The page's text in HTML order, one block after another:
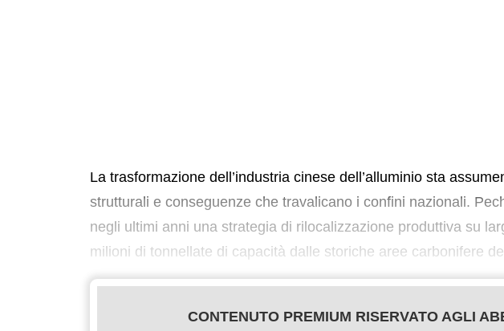
La trasformazione dell’industria cinese dell’alluminio sta
strutturali e conseguenze che travalicano i confini nazionali.
negli ultimi anni una strategia di rilocalizzazione produttiva su
milioni di tonnellate di capacità dalle storiche aree carbonifere
CONTENUTO PREMIUM RISERVATO AGLI